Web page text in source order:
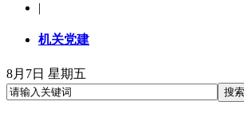
|
机关党建
8月7日 星期五